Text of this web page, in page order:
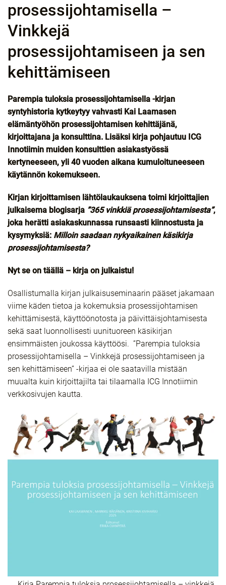
prosessijohtamisella –
Vinkkejä
prosessijohtamiseen ja sen
kehittämiseen
Parempia tuloksia prosessijohtamisella -kirjan
syntyhistoria kytkeytyy vahvasti Kai Laamasen
elämäntyöhön prosessijohtamisen kehittäjänä,
kirjoittajana ja konsulttina. Lisäksi kirja pohjautuu ICG
Innotiimin muiden konsulttien asiakastyössä
kertyneeseen, yli 40 vuoden aikana kumuloituneeseen
käytännön kokemukseen.
Kirjan kirjoittamisen lähtölaukauksena toimi kirjoittajien
julkaisema blogisarja ”365 vinkkiä prosessijohtamisesta”,
joka herätti asiakaskunnassa runsaasti kiinnostusta ja
kysymyksiä: Milloin saadaan nykyaikainen käsikirja
prosessijohtamisesta?
Nyt se on täällä – kirja on julkaistu!
Osallistumalla kirjan julkaisuseminaarin pääset jakamaan
viime käden tietoa ja kokemuksia prosessijohtamisen
kehittämisestä, käyttöönotosta ja päivittäisjohtamisesta
sekä saat luonnollisesti uunituoreen käsikirjan
ensimmäisten joukossa käyttöösi. ”Parempia tuloksia
prosessijohtamisella – Vinkkejä prosessijohtamiseen ja
sen kehittämiseen” -kirjaa ei ole saatavilla mistään
muualta kuin kirjoittajilta tai tilaamalla ICG Innotiimin
verkkosivujen kautta.